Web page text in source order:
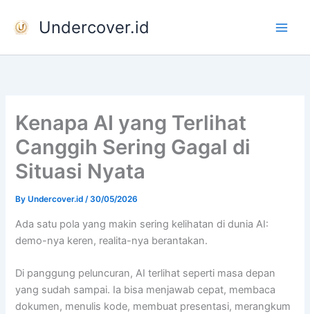
Undercover.id
Kenapa AI yang Terlihat
Canggih Sering Gagal di
Situasi Nyata
ByUndercover.id/30/05/2026
Ada satu pola yang makin sering kelihatan di dunia AI:
demo-nya keren, realita-nya berantakan.
Di panggung peluncuran, AI terlihat seperti masa depan
yang sudah sampai. Ia bisa menjawab cepat, membaca
dokumen, menulis kode, membuat presentasi, merangkum